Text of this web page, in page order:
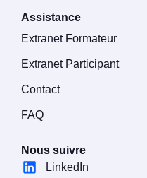
Assistance
Extranet Formateur
Extranet Participant
Contact
FAQ
Nous suivre
LinkedIn